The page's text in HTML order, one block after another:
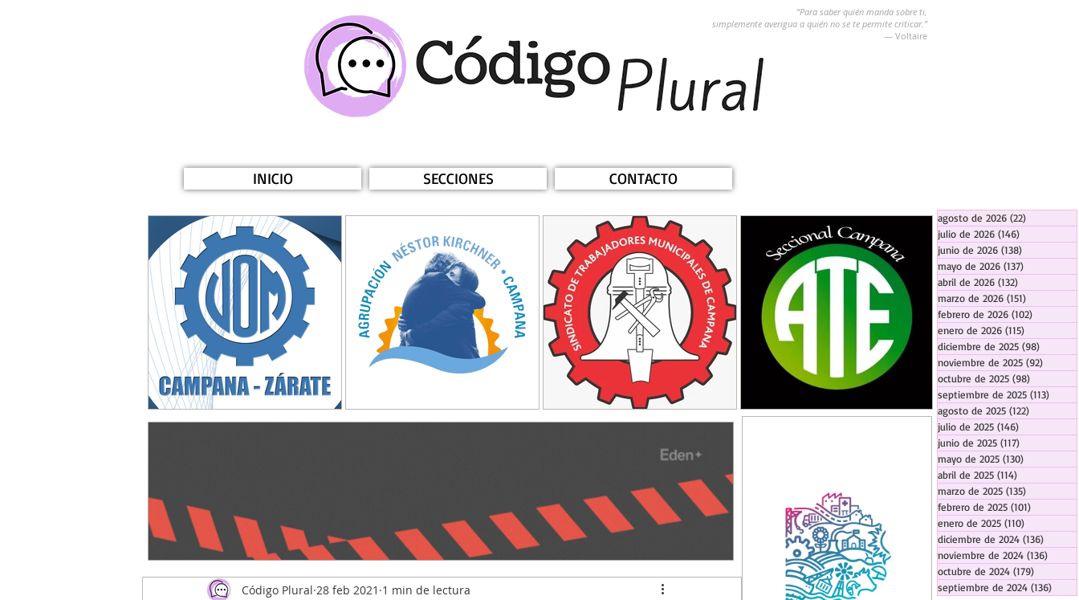
“Para saber quién manda sobre ti,
simplemente averigua a quién no se te permite criticar.”
― Voltaire
INICIO SECCIONES CONTACTO
Código Plural 28 feb 2021 1 min de lectura
agosto de 2026 (22)
julio de 2026 (146)
junio de 2026 (138)
mayo de 2026 (137)
abril de 2026 (132)
marzo de 2026 (151)
febrero de 2026 (102)
enero de 2026 (115)
diciembre de 2025 (98)
noviembre de 2025 (92)
octubre de 2025 (98)
septiembre de 2025 (113)
agosto de 2025 (122)
julio de 2025 (146)
junio de 2025 (117)
mayo de 2025 (130)
abril de 2025 (114)
marzo de 2025 (135)
febrero de 2025 (101)
enero de 2025 (110)
diciembre de 2024 (136)
noviembre de 2024 (136)
octubre de 2024 (179)
septiembre de 2024 (136)